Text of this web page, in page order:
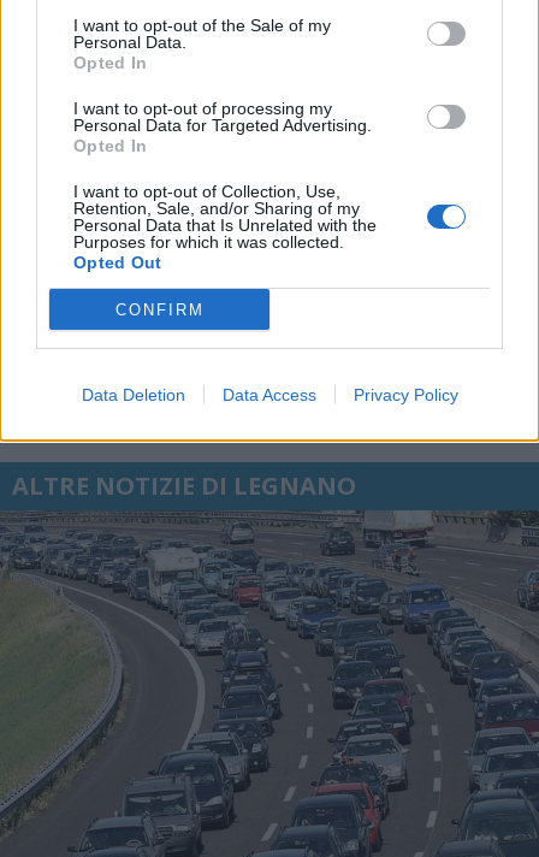
I want to opt-out of the Sale of my
Personal Data.
Opted In
I want to opt-out of processing my
Personal Data for Targeted Advertising.
Opted In
I want to opt-out of Collection, Use,
Retention, Sale, and/or Sharing of my
Personal Data that Is Unrelated with the
Purposes for which it was collected.
Opted Out
CONFIRM
Data Deletion Data Access Privacy Policy
che includano uno o più link a siti esterni verranno rimossi in automatico dal
ALTRE NOTIZIE DI LEGNANO